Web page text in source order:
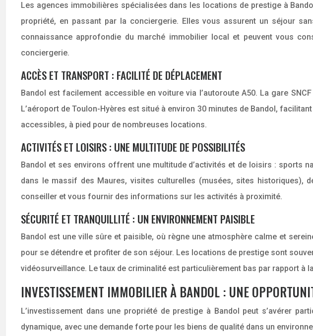
Les agences immobilières spécialisées dans les locations de prestige à
propriété, en passant par la conciergerie. Elles vous assurent un séjour
connaissance approfondie du marché immobilier local et peuvent vous
conciergerie.
ACCÈS ET TRANSPORT : FACILITÉ DE DÉPLACEMENT
Bandol est facilement accessible en voiture via l’autoroute A50. La gare
L’aéroport de Toulon-Hyères est situé à environ 30 minutes de Bandol,
accessibles, à pied pour de nombreuses locations.
ACTIVITÉS ET LOISIRS : UNE MULTITUDE DE POSSIBILITÉS
Bandol et ses environs offrent une multitude d’activités et de loisirs : sports
dans le massif des Maures, visites culturelles (musées, sites historiques),
conseiller et vous fournir des informations sur les activités à proximité.
SÉCURITÉ ET TRANQUILLITÉ : UN ENVIRONNEMENT PAISIBLE
Bandol est une ville sûre et paisible, où règne une atmosphère calme et
pour se détendre et profiter de son séjour. Les locations de prestige sont
vidéosurveillance. Le taux de criminalité est particulièrement bas par rapport à
INVESTISSEMENT IMMOBILIER À BANDOL : UNE
L’investissement dans une propriété de prestige à Bandol peut s’avérer
dynamique, avec une demande forte pour les biens de qualité dans un